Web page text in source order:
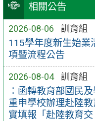
相關公告
2026-08-06 訓育組
115學年度新生始
項暨流程公告
2026-08-04 訓育組
：函轉教育部國民
重申學校辦理赴陸
實填報「赴陸教育